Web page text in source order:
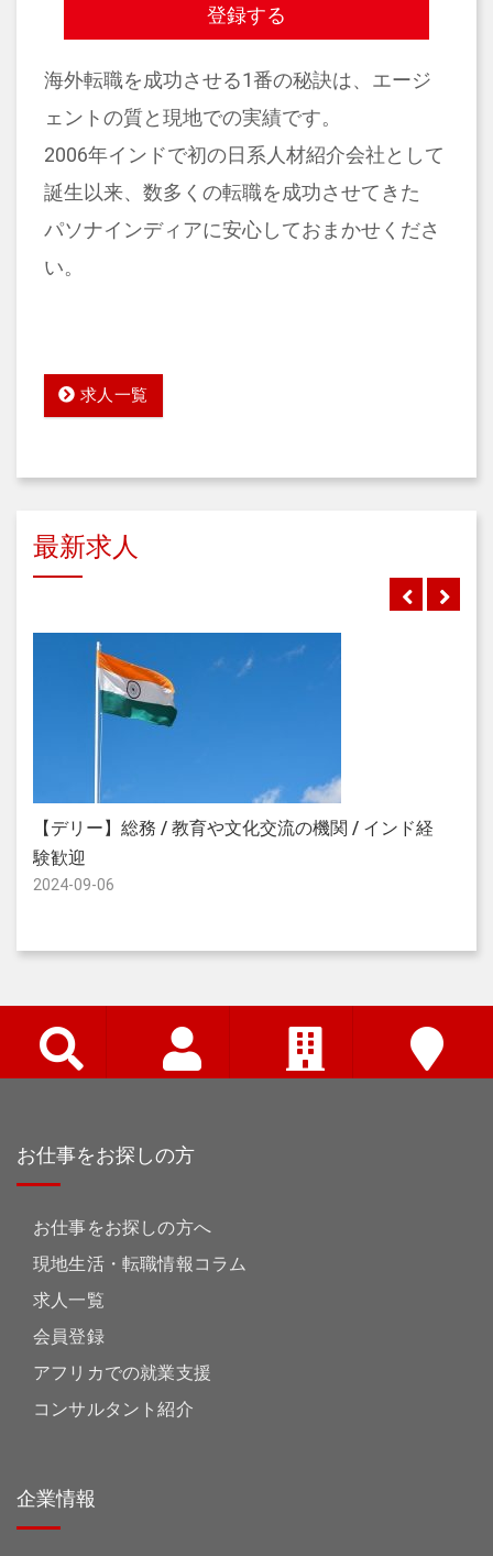
登録する
海外転職を成功させる1番の秘訣は、エージ
ェントの質と現地での実績です。
2006年インドで初の日系人材紹介会社として
誕生以来、数多くの転職を成功させてきた
パソナインディアに安心しておまかせくださ
い。
求人一覧
最新求人
【デリー】総務 / 教育や文化交流の機関 / インド経
験歓迎
2024-09-06
お仕事をお探しの方
お仕事をお探しの方へ
現地生活・転職情報コラム
求人一覧
会員登録
アフリカでの就業支援
コンサルタント紹介
企業情報